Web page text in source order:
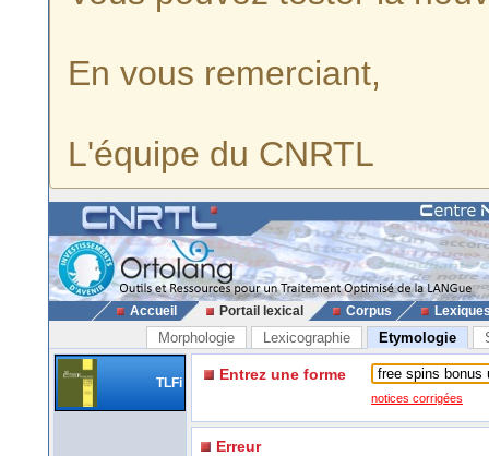
En vous remerciant,
L'équipe du CNRTL
Accueil Portail lexical Corpus
Morphologie Lexicographie Etymologie
TLFi Entrez une forme
notices corrigées
Erreur